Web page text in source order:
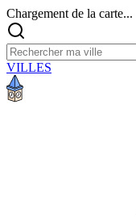
Chargement de la carte...
VILLES